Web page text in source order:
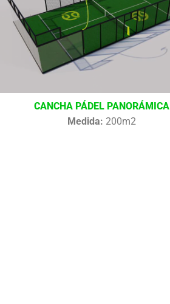
CANCHA PÁDEL PANORÁMICA
Medida: 200m2